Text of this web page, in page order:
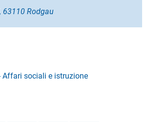
63110 Rodgau
Affari sociali e istruzione